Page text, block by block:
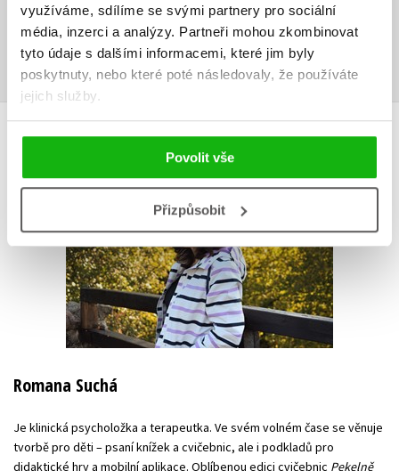
využíváme, sdílíme se svými partnery pro sociální
média, inzerci a analýzy. Partneři mohou zkombinovat
tyto údaje s dalšími informacemi, které jim byly
poskytnuty, nebo které poté následovaly, že používáte
jejich služby.
Povolit vše
Přizpůsobit
Uživatelskou recenzi mohou vkládat pouze registrovaní uživatelé
Přihlásit
AUTOR KNIHY
Romana Suchá
Je klinická psycholožka a terapeutka. Ve svém volném čase se věnuje
tvorbě pro děti – psaní knížek a cvičebnic, ale i podkladů pro
didaktické hry a mobilní aplikace. Oblíbenou edici cvičebnic Pekelně